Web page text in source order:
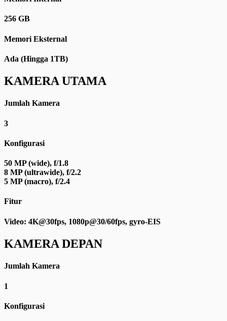
256 GB
Memori Eksternal
Ada (Hingga 1TB)
KAMERA UTAMA
Jumlah Kamera
3
Konfigurasi
50 MP (wide), f/1.8
8 MP (ultrawide), f/2.2
5 MP (macro), f/2.4
Fitur
Video: 4K@30fps, 1080p@30/60fps, gyro-EIS
KAMERA DEPAN
Jumlah Kamera
1
Konfigurasi